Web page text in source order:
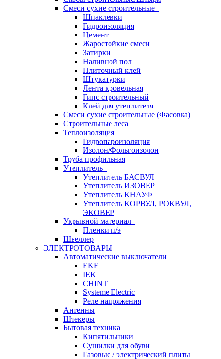
Смеси сухие строительные
Шпаклевки
Гидроизоляция
Цемент
Жаростойкие смеси
Затирки
Наливной пол
Плиточный клей
Штукатурки
Лента кровельная
Гипс строительный
Клей для утеплителя
Смеси сухие строительные (Фасовка)
Строительные леса
Теплоизоляция
Гидропароизоляция
Изолон/Фольгоизолон
Труба профильная
Утеплитель
Утеплитель БАСВУЛ
Утеплитель ИЗОВЕР
Утеплитель КНАУФ
Утеплитель КОРВУЛ, РОКВУЛ,
ЭКОВЕР
Укрывной материал
Пленки п/э
Швеллер
ЭЛЕКТРОТОВАРЫ
Автоматические выключатели
EKF
IEK
CHINT
Systeme Electric
Реле напряжения
Антенны
Штекеры
Бытовая техника
Кипятильники
Сушилки для обуви
Газовые / электрический плиты